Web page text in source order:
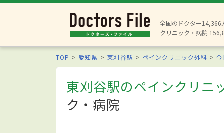
全国のドクター14,366
クリニック・病院
TOP 愛知県 東刈谷駅 ペインクリニック外科
東刈谷駅のペインクリニ
ク・病院